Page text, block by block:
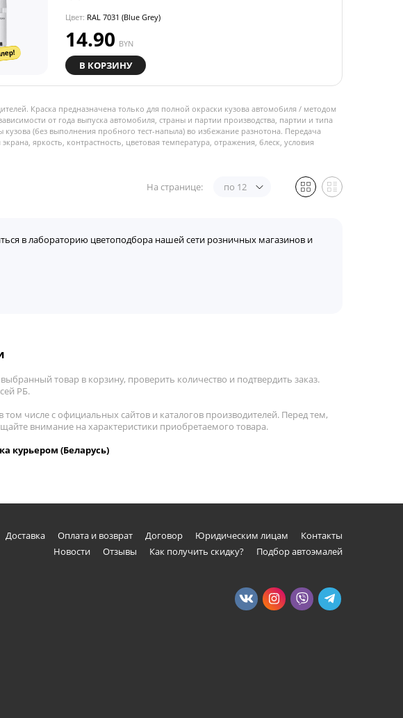
Цвет: RAL 7031 (Blue Grey)
14.90 BYN
В КОРЗИНУ
Краска предназначена только для полной окраски кузова автомобиля / методом
от года выпуска автомобиля, страны и партии производства, партии и типа
(без выполнения пробного тест-напыла) во избежание разнотона. Передача
яркость, контрастность, цветовая температура, отражения, блеск, условия
На странице: по 12
в лабораторию цветоподбора нашей сети розничных магазинов и
товар в корзину, проверить количество и подтвердить заказ.
РБ.
числе с официальных сайтов и каталогов производителей. Перед тем,
внимание на характеристики приобретаемого товара.
курьером (Беларусь)
Доставка Оплата и возврат Договор Юридическим лицам
Контакты
Новости
Отзывы Как получить скидку? Подбор автоэмалей